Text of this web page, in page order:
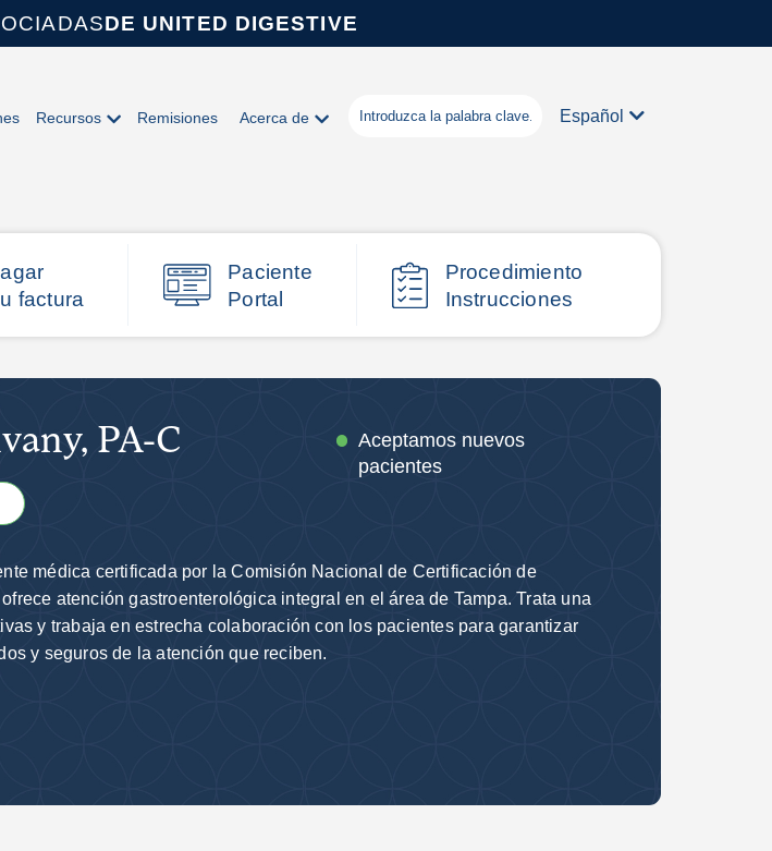
DE UNITED DIGESTIVE
Recursos Remisiones Acerca de Español
factura
Paciente
Portal
Procedimiento
Instrucciones
PA-C
Aceptamos nuevos
pacientes
médica certificada por la Comisión Nacional de Certificación de
atención gastroenterológica integral en el área de Tampa. Trata una
y trabaja en estrecha colaboración con los pacientes para garantizar
y seguros de la atención que reciben.